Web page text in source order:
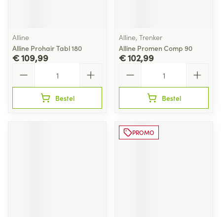
Alline
Alline Prohair Tabl 180
€ 109,99
Bestel
Alline, Trenker
Alline Promen Comp 90
€ 102,99
Bestel
PROMO